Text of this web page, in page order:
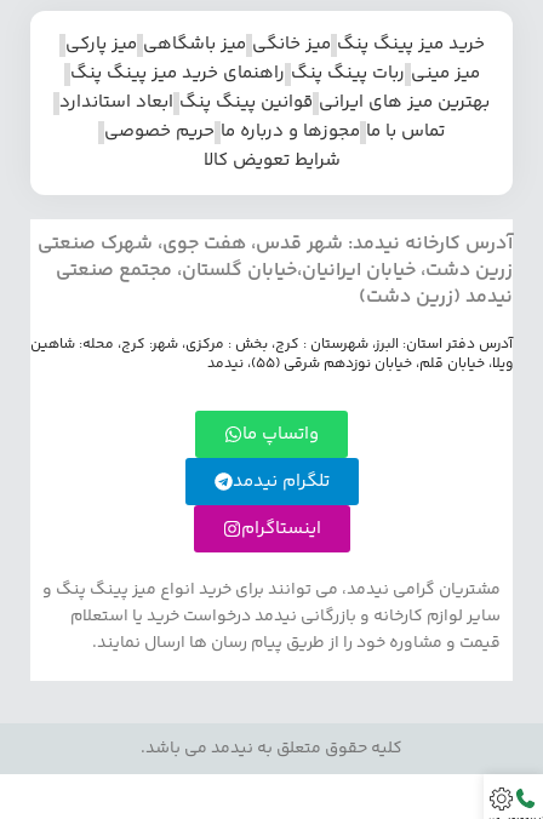
خرید میز پینگ پنگ میز خانگی میز باشگاهی میز پارکی
میز مینی ربات پینگ پنگ راهنمای خرید میز پینگ پنگ
بهترین میز های ایرانی قوانین پینگ پنگ ابعاد استاندارد
تماس با ما مجوزها و درباره ما حریم خصوصی
شرایط تعویض کالا
آدرس کارخانه نیدمد: شهر قدس، هفت جوی، شهرک صنعتی
زرین دشت، خیابان ایرانیان،خیابان گلستان، مجتمع صنعتی
نیدمد (زرین دشت)
آدرس دفتر استان: البرز، شهرستان : کرج، بخش : مرکزی، شهر: کرج، محله: شاهین
ویلا، خیابان قلم، خیابان نوزدهم شرقی (55)، نیدمد
واتساپ ما
تلگرام نیدمد
اینستاگرام
مشتریان گرامی نیدمد، می توانند برای خرید انواع میز پینگ پنگ و
سایر لوازم کارخانه و بازرگانی نیدمد درخواست خرید یا استعلام
قیمت و مشاوره خود را از طریق پیام رسان ها ارسال نمایند.
کلیه حقوق متعلق به نیدمد می باشد.